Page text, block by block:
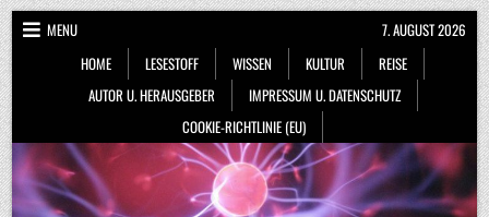
Skip
to
content
MENU
HOME
LESESTOFF WISSEN KULTUR
REISE
AUTOR U. HERAUSGEBER
IMPRESSUM U. DATENSCHUTZ
COOKIE-RICHTLINIE (EU)
7. AUGUST 2026